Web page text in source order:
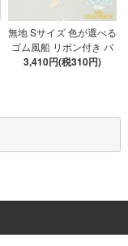
無地 Sサイズ 色が選べる
ゴム風船 リボン付き バ
ブルバルーン 【浮かせ
3,410円(税310円)